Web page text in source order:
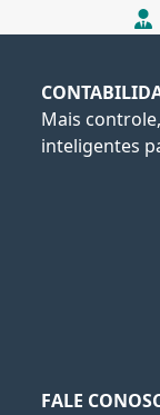
Mais
inteligentes
FALE